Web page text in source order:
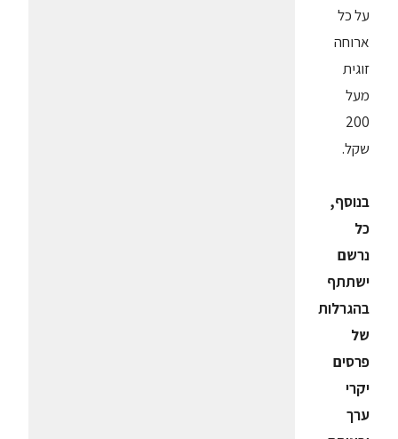
על כל
ארוחה
זוגית
מעל
200
שקל.
בנוסף,
כל
נרשם
ישתתף
בהגרלות
של
פרסים
יקרי
ערך